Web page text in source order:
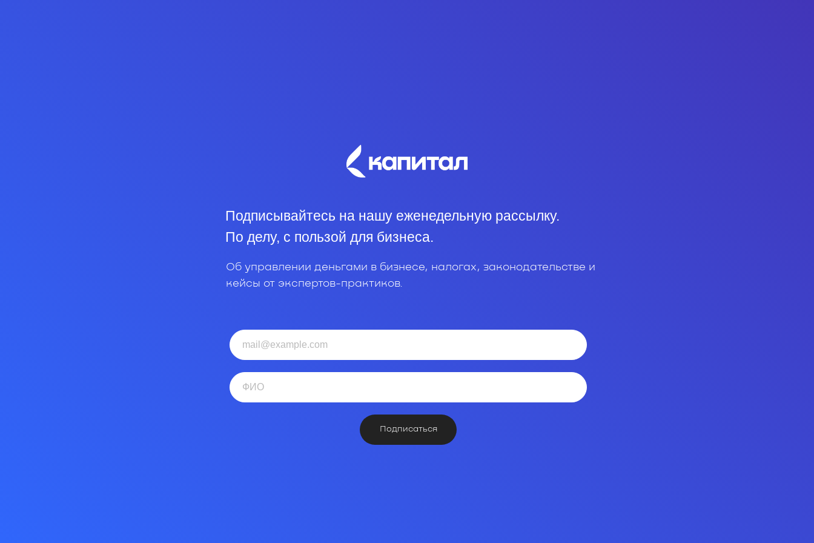
Подписывайтесь на нашу еженедельную рассылку.
По делу, с пользой для бизнеса.
Об управлении деньгами в бизнесе, налогах, законодательстве и
кейсы от экспертов-практиков.
Подписаться